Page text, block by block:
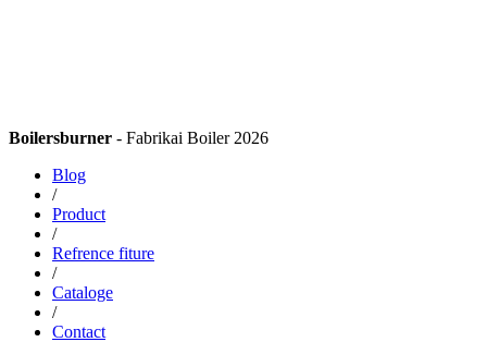
Boilersburner - Fabrikai Boiler 2026
Blog
/
Product
/
Refrence fiture
/
Cataloge
/
Contact